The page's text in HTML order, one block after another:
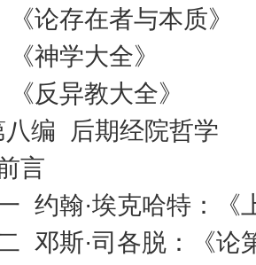
论存在者与本质》
神学大全》
反异教大全》
八编 后期经院哲学
言
约翰·埃克哈特：《
邓斯·司各脱：《论